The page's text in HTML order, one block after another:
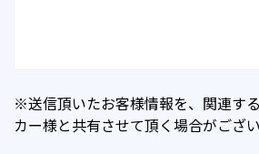
※送信頂いたお客様情報を、関連す
カー様と共有させて頂く場合がござい